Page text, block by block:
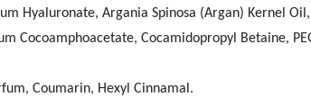
Hyaluronate, Argania Spinosa (Argan) Kernel
Cocoamphoacetate, Cocamidopropyl Betaine,
Coumarin, Hexyl Cinnamal.